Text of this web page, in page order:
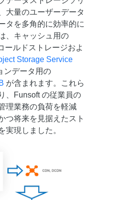
大量のユーザーデータ
タを多角的に効率的に
、キャッシュ用の
ールドストレージおよ
Storage Service
ンデータ用の
が含まれます。これら
、Funsoft の従業員の
理業務の負荷を軽減
つ将来を見据えたスト
実現しました。